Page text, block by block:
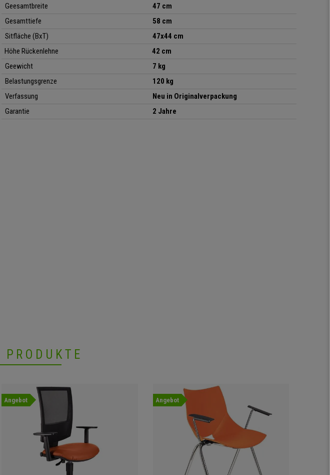
Geesamtbreite
47 cm
Gesamttiefe
58 cm
Sitfläche (BxT)
47x44 cm
Höhe Rückenlehne
42 cm
Geewicht
7 kg
Belastungsgrenze
120 kg
Verfassung
Neu in Originalverpackung
Garantie
2 Jahre
PRODUKTE
Angebot Angebot